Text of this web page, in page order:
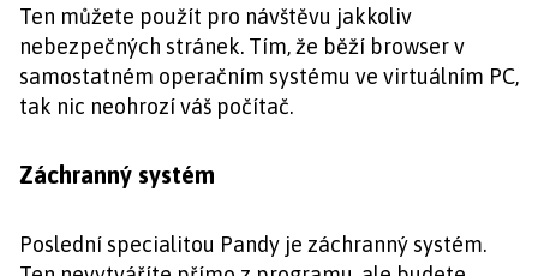
Ten můžete použít pro návštěvu jakkoliv
nebezpečných stránek. Tím, že běží browser v
samostatném operačním systému ve virtuálním PC,
tak nic neohrozí váš počítač.
Záchranný systém
Poslední specialitou Pandy je záchranný systém.